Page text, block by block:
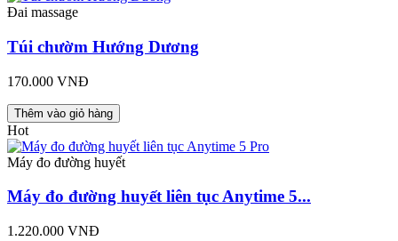
Đai massage
Túi chườm Hướng Dương
170.000 VNĐ
Thêm vào giỏ hàng
Hot
Máy đo đường huyết
Máy đo đường huyết liên tục Anytime 5...
1.220.000 VNĐ